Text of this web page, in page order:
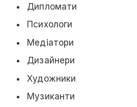
Дипломати
Психологи
Медіатори
Дизайнери
Художники
Музиканти